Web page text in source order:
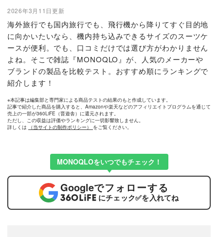
2026年3月11日更新
海外旅行でも国内旅行でも、飛行機から降りてすぐ目的地
に向かいたいなら、機内持ち込みできるサイズのスーツケ
ースが便利。でも、口コミだけでは選び方がわかりません
よね。そこで雑誌『MONOQLO』が、人気のメーカーや
ブランドの製品を比較テスト。おすすめ順にランキングで
紹介します！
※本記事は編集部と専門家による商品テストの結果のもと作成しています。
記事で紹介した商品を購入すると、Amazonや楽天などのアフィリエイトプログラムを通じて
売上の一部が360LiFE（晋遊舎）に還元されます。
ただし、この収益は評価やランキングに一切影響致しません。
詳しくは
（当サイトの制作ポリシー） をご覧ください。
MONOQLOをいつでもチェック！
Googleでフォローする
にチェック✅を入れてね